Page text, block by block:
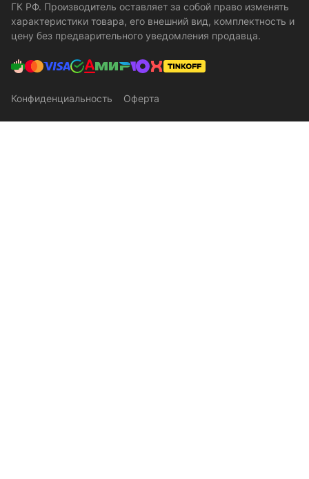
ГК РФ. Производитель оставляет за собой право изменять
характеристики товара, его внешний вид, комплектность и
цену без предварительного уведомления продавца.
Конфиденциальность Оферта